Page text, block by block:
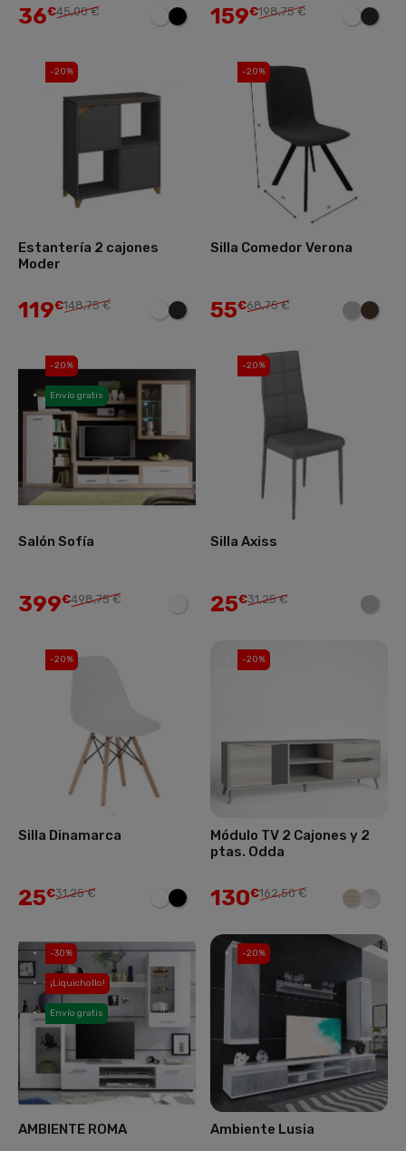
36€45,00 € 159€198,75 €
Estantería 2 cajones
Moder
119€148,75 €
-20%
Silla Comedor Verona
55€68,75 €
-20%
Salón Sofía
399€498,75 €
-20%
Envío gratis
Silla Axiss
25€31,25 €
-20%
Silla Dinamarca
25€31,25 €
-20%
Módulo TV 2 Cajones y 2
ptas. Odda
130€162,50 €
-20%
AMBIENTE ROMA
-30%
¡Liquichollo!
Envío gratis
Ambiente Lusia
-20%